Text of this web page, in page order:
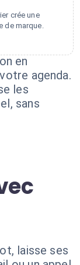
crée une
de marque.
en
agenda.
les
sans
laisse ses